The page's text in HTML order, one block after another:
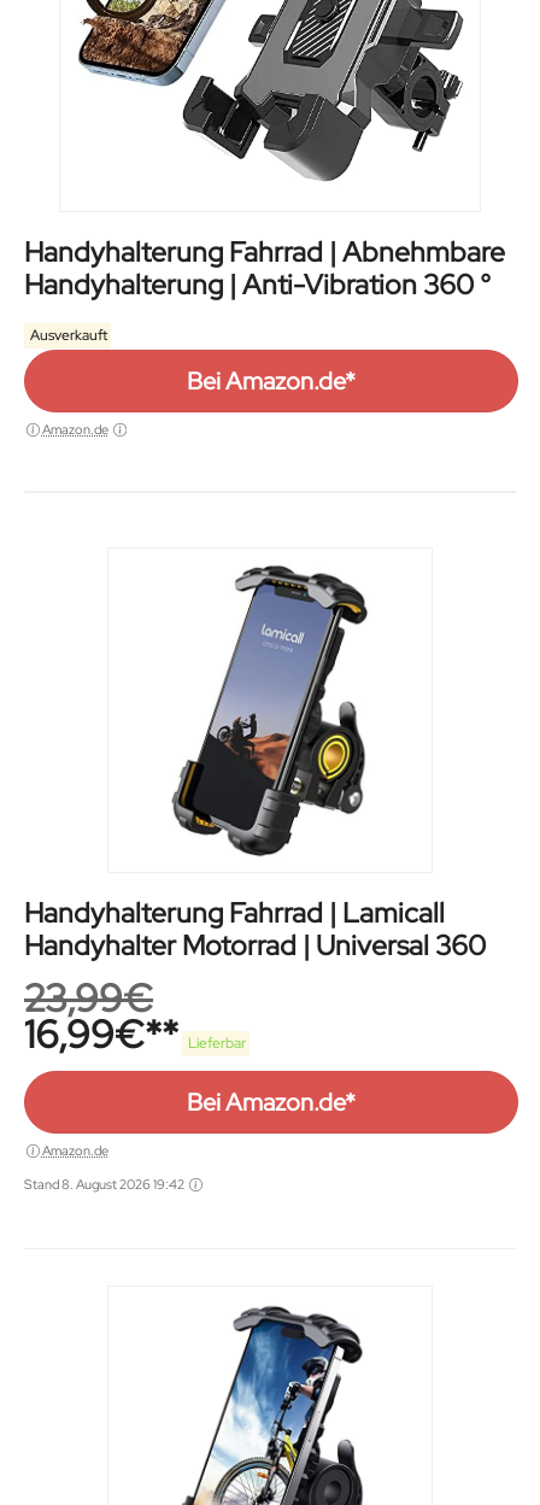
Handyhalterung Fahrrad | Abnehmbare
Handyhalterung | Anti-Vibration 360 °
Ausverkauft
Bei Amazon.de*
Amazon.de
Handyhalterung Fahrrad | Lamicall
Handyhalter Motorrad | Universal 360
23,99€
16,99€ Lieferbar
Bei Amazon.de*
Amazon.de
Stand 8. August 2026 19:42